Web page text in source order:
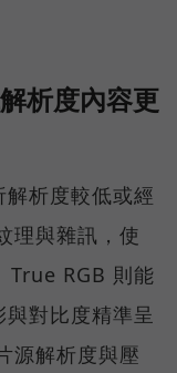
析度內容更
析度較低或經
理與雜訊，使
True RGB 則能
對比度精準呈
源解析度與壓